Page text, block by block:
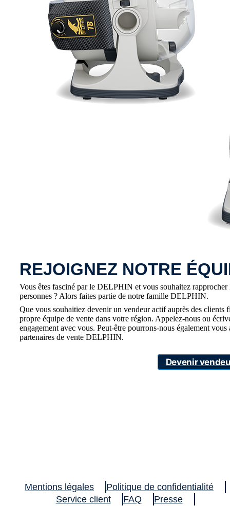
REJOIGNEZ NOTRE
Vous êtes fasciné par le DELPHIN et vous souhaitez
personnes ? Alors faites partie de notre famille DELPHIN.
Que vous souhaitiez devenir un vendeur actif auprès des
propre équipe de vente dans votre région. Appelez-nous ou
engagement avec vous. Peut-être pourrons-nous également
partenaires de vente DELPHIN.
Devenir
Mentions légales
Politique de confidentialité
Service client
FAQ
Presse